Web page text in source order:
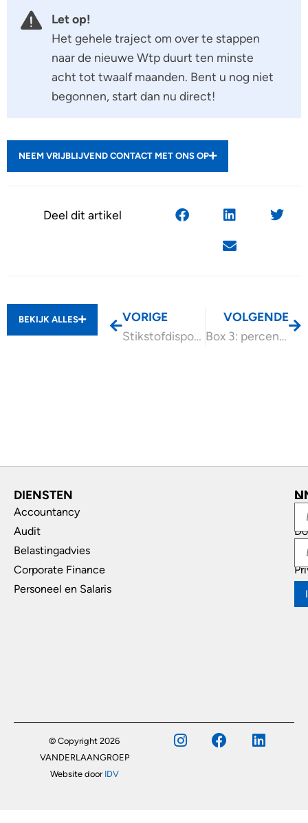
Let op!
Het gehele traject om over te stappen
naar de nieuwe Wtp duurt ten minste
acht tot twaalf maanden. Bent u nog niet
begonnen, start dan nu direct!
NEEM VRIJBLIJVEND CONTACT MET ONS OP
Deel dit artikel
BEKIJK ALLES
VORIGE
Stikstofdispositieruimte is zelfstandig bedrijfsmiddel, HIR mogelijk
VOLGENDE
Box 3: percentages, vrijstellingen en bedragen 2026
DIENSTEN
Accountancy
Audit
Belastingadvies
Corporate Finance
Personeel en Salaris
© Copyright 2026
VANDERLAANGROEP
Website door IDV